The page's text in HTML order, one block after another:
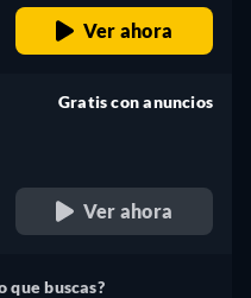
Ver ahora
Gratis con anuncios
Ver ahora
que buscas?